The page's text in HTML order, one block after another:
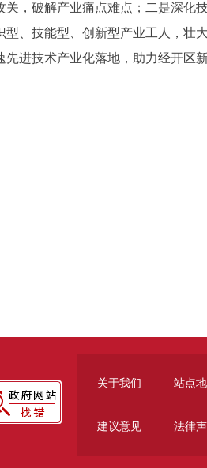
关，破解产业痛点难点；二是深化
型、技能型、创新型产业工人，壮
先进技术产业化落地，助力经开区
关于我们 站点
建议意见 法律